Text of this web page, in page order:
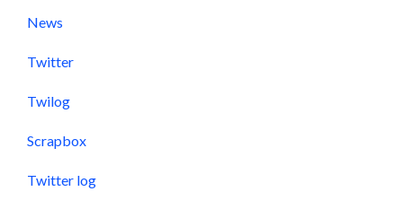
News
Twitter
Twilog
Scrapbox
Twitter log